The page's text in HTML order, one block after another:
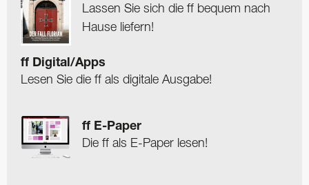
Lassen Sie sich die ff bequem nach
Hause liefern!
ff Digital/Apps
Lesen Sie die ff als digitale Ausgabe!
ff E-Paper
Die ff als E-Paper lesen!